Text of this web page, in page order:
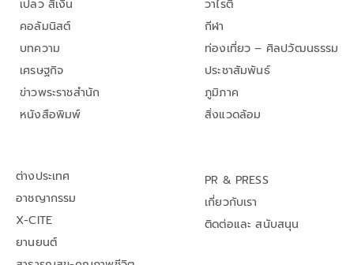
เปลว สีเงิน
คอลัมนิสต์
บทความ
เศรษฐกิจ
ข่าวพระราชสำนัก
หนังสือพิมพ์
วาไรตี้
กีฬา
ท่องเที่ยว – ศิลปวัฒนธรรม
ประชาสัมพันธ์
ภูมิภาค
สิ่งแวดล้อม
ต่างประเทศ
อาชญากรรม
X-CITE
ยานยนต์
PR & PRESS
เกี่ยวกับเรา
ติดต่อและ สนับสนุน